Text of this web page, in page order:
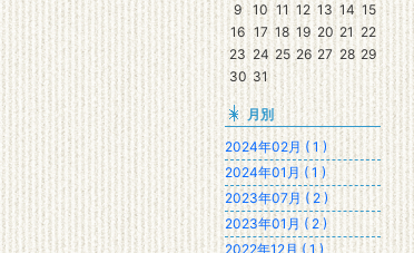
9
10 11 12 13 14 15
16 17 18 19 20 21 22
23 24 25 26 27 28 29
30 31
月別
2024年02月 ( 1 )
2024年01月 ( 1 )
2023年07月 ( 2 )
2023年01月 ( 2 )
2022年12月 ( 1 )